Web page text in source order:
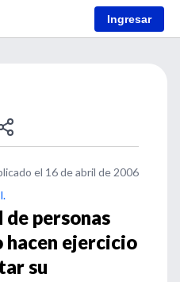
Ingresar
el 16 de abril de 2006
personas
hacen ejercicio
su